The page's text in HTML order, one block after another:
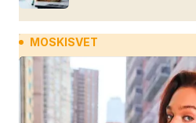
MOSKISVET